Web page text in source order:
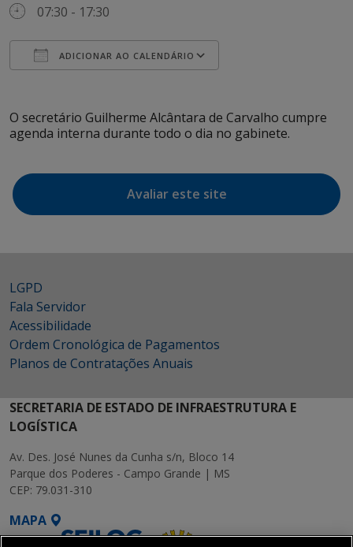
07:30 - 17:30
ADICIONAR AO CALENDÁRIO
O secretário Guilherme Alcântara de Carvalho cumpre
agenda interna durante todo o dia no gabinete.
Avaliar este site
LGPD
Fala Servidor
Acessibilidade
Ordem Cronológica de Pagamentos
Planos de Contratações Anuais
SECRETARIA DE ESTADO DE INFRAESTRUTURA E
LOGÍSTICA
Av. Des. José Nunes da Cunha s/n, Bloco 14
Parque dos Poderes - Campo Grande | MS
CEP: 79.031-310
MAPA